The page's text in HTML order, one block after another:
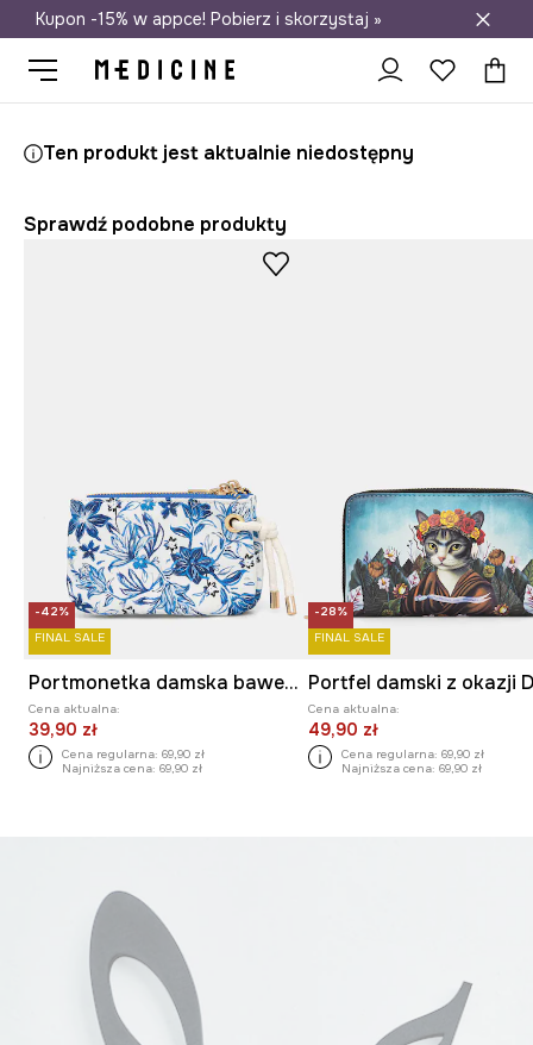
Darmowa dostawa do salonów
Kupon -15% w appce! Pobierz i skorzystaj »
Ten produkt jest aktualnie niedostępny
Sprawdź podobne produkty
-42%
FINAL SALE
Portmonetka damska bawełniana
Cena aktualna:
39,90 zł
Cena regularna: 69,90 zł
Najniższa cena: 69,90 zł
-28%
FINAL SALE
Cena aktualna:
49,90 zł
Cena regularna: 69,90 zł
Najniższa cena: 69,90 zł